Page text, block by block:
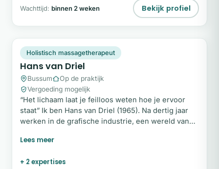
Wachttijd: binnen 2 weken Bekijk profiel
HV
Plek beschikbaar
Holistisch massagetherapeut
Hans van Driel
Bussum
Op de praktijk
Vergoeding mogelijk
“Het lichaam laat je feilloos weten hoe je ervoor
staat” Ik ben Hans van Driel (1965). Na dertig jaar
werken in de grafische industrie, een wereld van
beslissingen, maakte ik een fundamentele keuze. Ik
tot holistisch massagetherapeut. Waar ik eerder
+ 2 expertises